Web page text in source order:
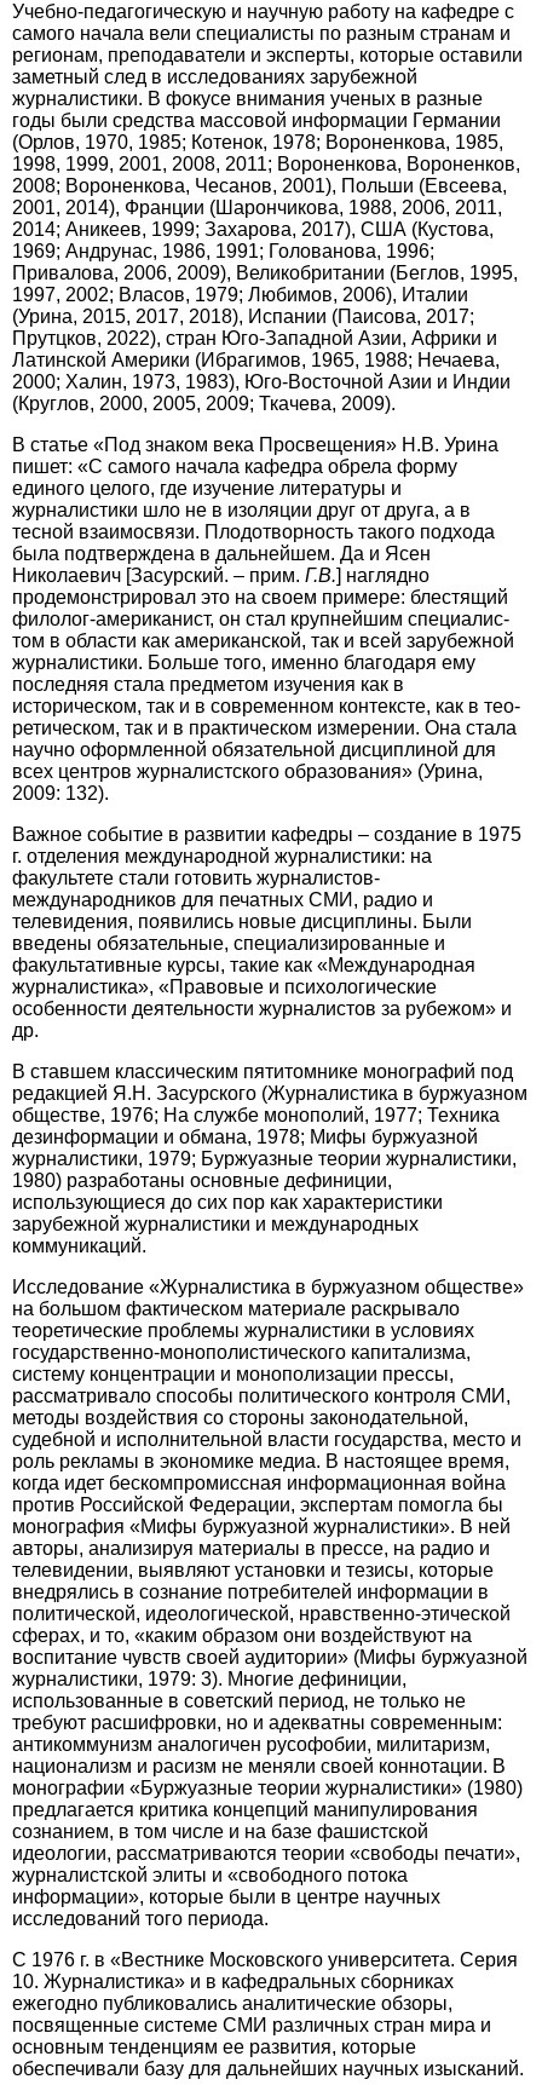
Учебно-педагогическую и научную работу на кафедре с
самого начала вели специалисты по разным странам и
регионам, преподаватели и эксперты, которые оставили
заметный след в исследованиях зарубежной
журналистики. В фокусе внимания ученых в разные
годы были средства массовой информации Германии
(Орлов, 1970, 1985; Котенок, 1978; Вороненкова, 1985,
1998, 1999, 2001, 2008, 2011; Вороненкова, Вороненков,
2008; Вороненкова, Чесанов, 2001), Польши (Евсеева,
2001, 2014), Франции (Шарончикова, 1988, 2006, 2011,
2014; Аникеев, 1999; Захарова, 2017), США (Кустова,
1969; Андрунас, 1986, 1991; Голованова, 1996;
Привалова, 2006, 2009), Велико­британии (Беглов, 1995,
1997, 2002; Власов, 1979; Любимов, 2006), Италии
(Урина, 2015, 2017, 2018), Испании (Паисова, 2017;
Прутцков, 2022), стран Юго-Западной Азии, Африки и
Латинской Америки (Ибрагимов, 1965, 1988; Нечаева,
2000; Халин, 1973, 1983), Юго-Восточной Азии и Индии
(Круглов, 2000, 2005, 2009; Ткачева, 2009).
В статье «Под знаком века Просвещения» Н.В. Урина
пишет: «С самого начала кафедра обрела форму
единого целого, где изучение литературы и
журналистики шло не в изоляции друг от друга, а в
тесной взаимосвязи. Плодотворность такого подхода
была подтверждена в дальнейшем. Да и Ясен
Николаевич [Засурский. – прим. Г.В.] наглядно
продемонстрировал это на своем примере: блестящий
филолог-американист, он стал крупнейшим специалис­
том в области как американской, так и всей зарубежной
журналистики. Больше того, именно благодаря ему
последняя стала предметом изучения как в
историческом, так и в современном контексте, как в тео­
ретическом, так и в практическом измерении. Она стала
научно оформленной обязательной дисциплиной для
всех цент­ров журналистского образования» (Урина,
2009: 132).
Важное событие в развитии кафедры – создание в 1975
г. отделения международной журналистики: на
факультете стали готовить журналистов-
международников для печатных СМИ, радио и
телевидения, появились новые дисциплины. Были
введены обязательные, специализированные и
факультативные курсы, такие как «Меж­дународная
журналистика», «Правовые и психологические
особенности деятельности журналистов за рубежом» и
др.
В ставшем классическим пятитомнике монографий под
редакцией Я.Н. Засурского (Журналистика в буржуазном
обществе, 1976; На службе монополий, 1977; Техника
дезинформации и обмана, 1978; Мифы буржуазной
журналистики, 1979; Буржуазные теории журналистики,
1980) разработаны основные дефиниции,
использующиеся до сих пор как характеристики
зарубежной журналистики и международных
коммуникаций.
Исследование «Журналистика в буржуазном обществе»
на большом фактическом материале раскрывало
теоретические проблемы журналистики в условиях
государственно-монополистического капитализма,
систему концентрации и монополизации прессы,
рассматривало способы политического контроля СМИ,
методы воздействия со стороны законодательной,
судебной и исполнительной власти государства, мес­то и
роль рекламы в экономике медиа. В настоящее время,
когда идет бескомпромиссная информационная война
против Российской Федерации, экспертам помог­ла бы
монография «Мифы буржуазной журналистики». В ней
авторы, анализируя материалы в прессе, на радио и
телевидении, выявляют установки и тезисы, которые
внедря­лись в сознание потребителей информации в
политической, идеологической, нравственно-этической
сферах, и то, «каким образом они воздействуют на
воспитание чувств своей аудитории» (Мифы буржуазной
журналистики, 1979: 3). Многие дефиниции,
использованные в советский период, не только не
требуют расшифровки, но и адекватны современным:
антикоммунизм аналогичен русофобии, милитаризм,
национализм и расизм не меняли своей коннотации. В
монографии «Буржуазные теории журналистики» (1980)
предлагается критика концепций манипулирования
сознанием, в том числе и на базе фашистской
идеологии, рассматриваются теории «свободы печати»,
журналистской элиты и «свободного потока
информации», которые были в центре научных
исследований того периода.
С 1976 г. в «Вестнике Московского университета. Серия
10. Журналистика» и в кафедральных сборниках
ежегодно публиковались аналитические обзоры,
посвященные системе СМИ различных стран мира и
основным тенденциям ее развития, которые
обеспечивали базу для дальнейших научных изысканий.